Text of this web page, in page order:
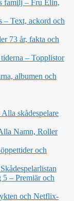
familj – Fru Elin,
– Text, ackord och
73 år, fakta och
– Topplistor
albumen och
skådespelare
Namn, Roller
och
– Premiär och
och Netflix-